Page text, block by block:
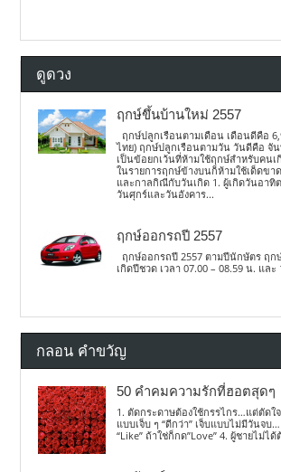
ดูดวง
ฤกษ์ขึ้นบ้านใหม่ 2557
ฤกษ์ปลูกเรือนตามเดือน เดือนดีคือ
ไทย) ฤกษ์ปลูกเรือนตามวัน วันดีคือ จั
เป็นข้อยกเว้นที่ห้ามใช้ฤกษ์สำหรับคนเ
ในรายการฤกษ์ข้างบนก็ห้ามใช้เด็ดขา
และกาลกิณีกับวันเกิด 1. ผู้เกิดวันอาทิ
วันศุกร์และวันอังคาร...
ฤกษ์ออกรถปี 2557
ฤกษ์ออกรถปี 2557 ตามปีนักษัตร ฤ
เกิดปีชวด เวลา 07.00 – 08.59 น. และ
กลอน คำขวัญ
50 คำคมความรักที่ฮอตสุดๆ
1. ตัดกระดาษต้องใช้กรรไกร…แต่ตัดใ
แบบเจ็บ ๆ “ดีกว่า” เจ็บแบบไม่มีวันจบ
“Like” ถ้าใช่ก็กด”Love” 4. ผู้ชายไม่ไ